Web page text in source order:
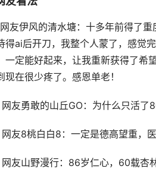
友伊风的清水塘：十多年前得了
得ai后开刀，我整个人蒙了，感觉
一定能好起来，让我重新获得了希
现在很少疼了。感恩单老！
友勇敢的山丘GO：为什么只活了
友8桃白白8：一定是德高望重，
友山野漫行：86岁仁心，60载杏